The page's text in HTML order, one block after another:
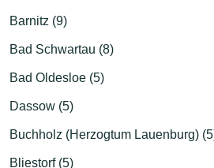
Barnitz (9)
Bad Schwartau (8)
Bad Oldesloe (5)
Dassow (5)
Buchholz (Herzogtum Lauenburg)
Bliestorf (5)